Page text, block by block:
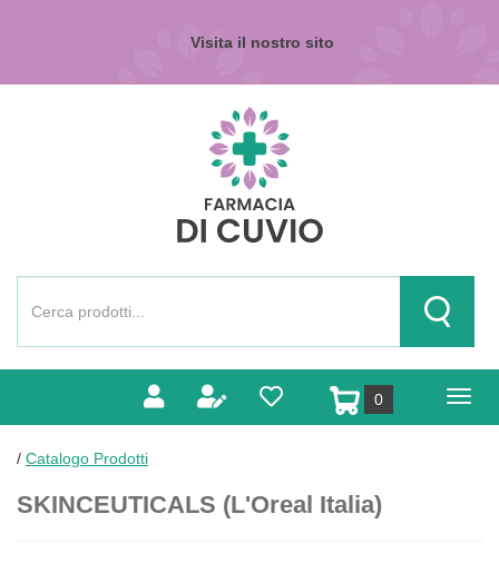
Visita il nostro sito
Prodotto
Cerca
0prodotti
inseriti
/ Catalogo Prodotti
SKINCEUTICALS (L'Oreal Italia)